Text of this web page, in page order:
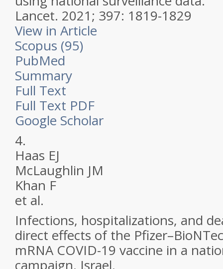
Lancet. 2021; 397: 1819-1829
View in Article
Scopus (95)
PubMed
Summary
Full Text
Full Text PDF
Google Scholar
4.
Haas EJ
McLaughlin JM
Khan F
et al.
Infections, hospitalizations, and
direct effects of the
mRNA COVID-19 vaccine in a
campaign, Israel.